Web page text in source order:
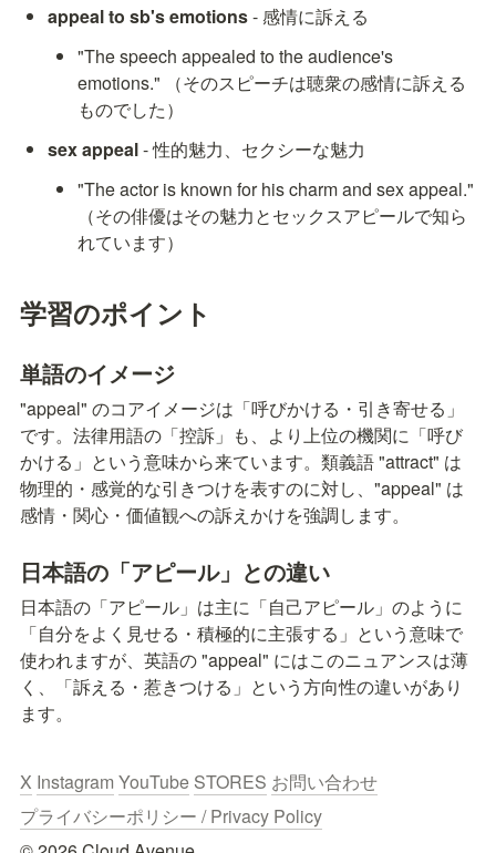
appeal to sb's emotions - 感情に訴える
"The speech appealed to the audience's
emotions." （そのスピーチは聴衆の感情に訴える
ものでした）
sex appeal - 性的魅力、セクシーな魅力
"The actor is known for his charm and sex appeal."
（その俳優はその魅力とセックスアピールで知ら
れています）
学習のポイント
単語のイメージ
"appeal" のコアイメージは「呼びかける・引き寄せる」
です。法律用語の「控訴」も、より上位の機関に「呼び
かける」という意味から来ています。類義語 "attract" は
物理的・感覚的な引きつけを表すのに対し、"appeal" は
感情・関心・価値観への訴えかけを強調します。
日本語の「アピール」との違い
日本語の「アピール」は主に「自己アピール」のように
「自分をよく見せる・積極的に主張する」という意味で
使われますが、英語の "appeal" にはこのニュアンスは薄
く、「訴える・惹きつける」という方向性の違いがあり
ます。
X Instagram YouTube STORES お問い合わせ
プライバシーポリシー / Privacy Policy